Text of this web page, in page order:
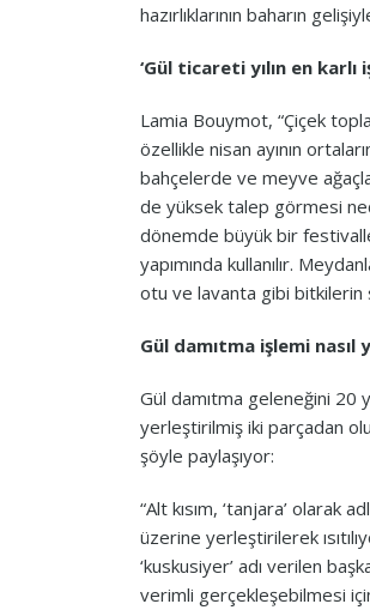
hazırlıklarının baharın
‘Gül ticareti yılın en karlı
Lamia Bouymot, “Çiçek
özellikle nisan ayının
bahçelerde ve meyve
de yüksek talep görmesi
dönemde büyük bir
yapımında kullanılır.
otu ve lavanta gibi bitkilerin
Gül damıtma işlemi nasıl
Gül damıtma geleneğini 20
yerleştirilmiş iki parçadan
şöyle paylaşıyor:
“Alt kısım, ‘tanjara’ olarak
üzerine yerleştirilerek
‘kuskusiyer’ adı verilen
verimli gerçekleşebilmesi